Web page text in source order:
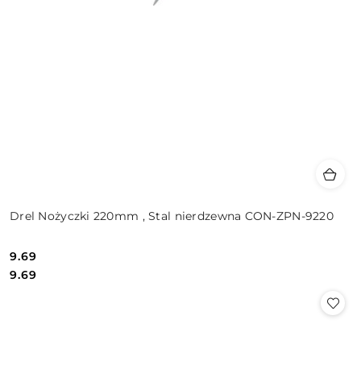
Drel Nożyczki 220mm , Stal nierdzewna CON-ZPN-9220
Cena:
9.69
Cena:
9.69